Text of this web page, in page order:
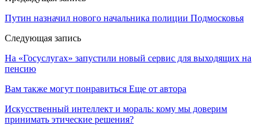
Путин назначил нового начальника полиции Подмосковья
Следующая запись
На «Госуслугах» запустили новый сервис для выходящих на
пенсию
Вам также могут понравиться Еще от автора
Искусственный интеллект и мораль: кому мы доверим
принимать этические решения?